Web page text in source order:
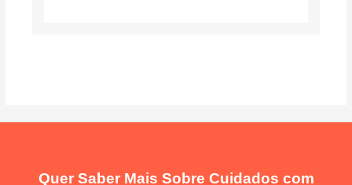
Quer Saber Mais Sobre Cuidados com